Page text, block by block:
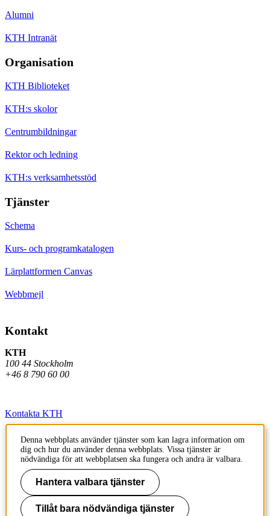
Alumni
KTH Intranät
Organisation
KTH Biblioteket
KTH:s skolor
Centrumbildningar
Rektor och ledning
KTH:s verksamhetsstöd
Tjänster
Schema
Kurs- och programkatalogen
Lärplattformen Canvas
Webbmejl
Kontakt
KTH
100 44 Stockholm
+46 8 790 60 00
Kontakta KTH
Jobba på KTH
Press och media
Faktura och betalning KTH
Om KTH:s webbplatser
Denna webbplats använder tjänster som kan lagra information om
dig och hur du använder denna webbplats. Vissa tjänster är
nödvändiga för att webbplatsen ska fungera och andra är valbara.
Hantera valbara tjänster
Tillåt bara nödvändiga tjänster